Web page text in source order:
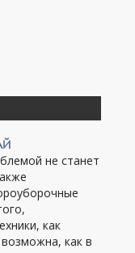
не станет
как
как в